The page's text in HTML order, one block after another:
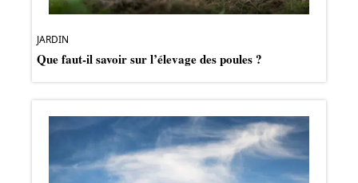
JARDIN
Que faut-il savoir sur l’élevage des poules ?